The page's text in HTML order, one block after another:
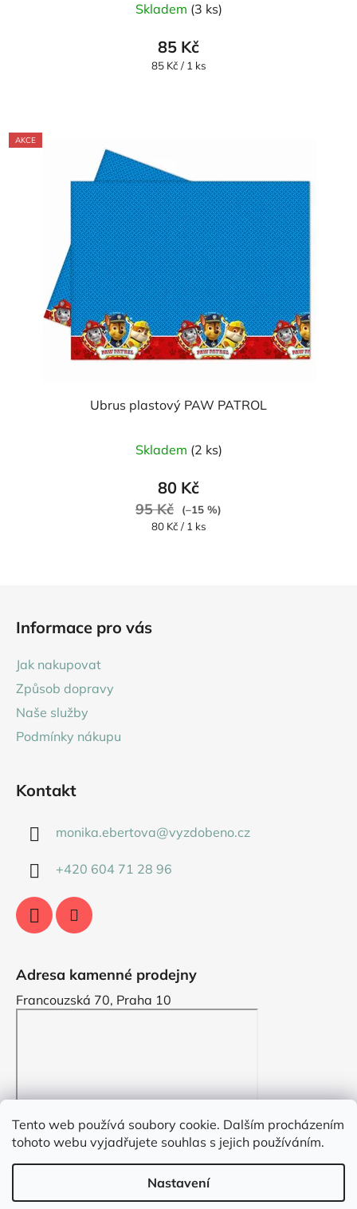
Tento web používá soubory cookie. Dalším procházením
tohoto webu vyjadřujete souhlas s jejich používáním.
Nastavení
hodnocení
produktu
je
Skladem (3 ks)
85 Kč
Měrná
85 Kč / 1 ks
AKCE
Ubrus plastový PAW PATROL
hodnocení
produktu
5,0
Skladem (2 ks)
80 Kč
95 Kč
(–15 %)
Měrná
80 Kč / 1 ks
Informace pro vás
Jak nakupovat
Způsob dopravy
Naše služby
Podmínky nákupu
Kontakt
monika.ebertova@vyzdobeno.cz
+420 604 71 28 96
Adresa kamenné prodejny
Francouzská 70, Praha 10